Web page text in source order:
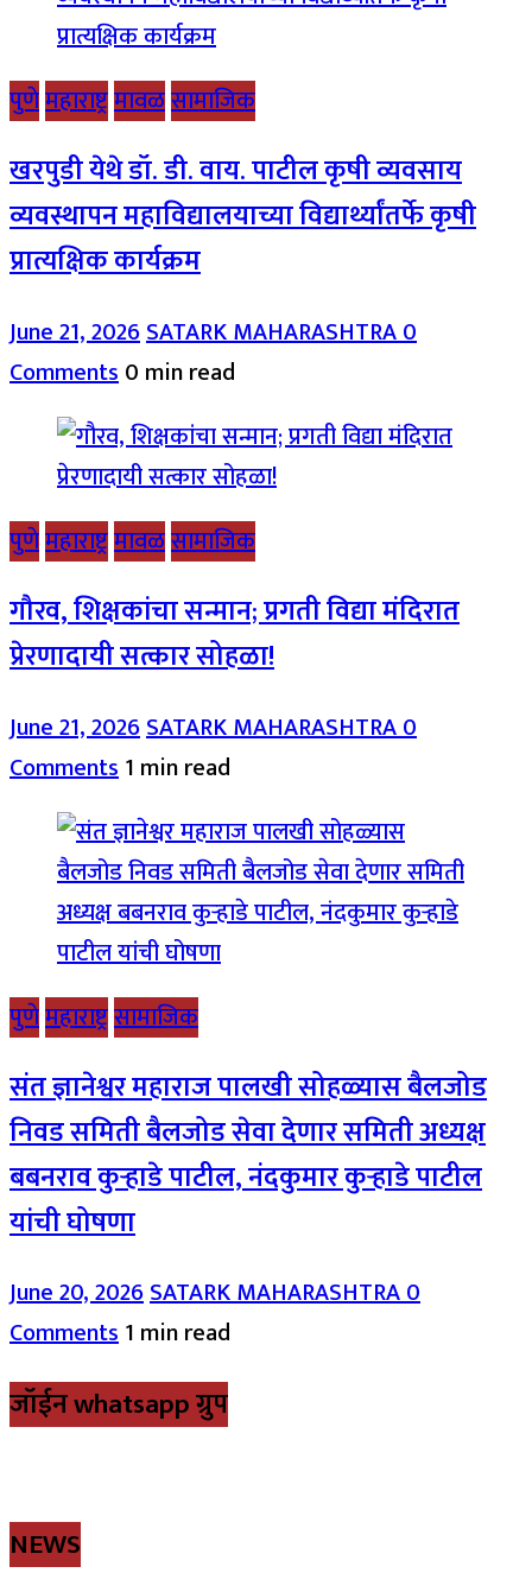
पुणेमहाराष्ट्रमावळसामाजिक
खरपुडी येथे डॉ. डी. वाय. पाटील कृषी व्यवसाय
व्यवस्थापन महाविद्यालयाच्या विद्यार्थ्यांतर्फे कृषी
प्रात्यक्षिक कार्यक्रम
June 21, 2026SATARK MAHARASHTRA0
Comments0 min read
पुणेमहाराष्ट्रमावळसामाजिक
गौरव, शिक्षकांचा सन्मान; प्रगती विद्या मंदिरात
प्रेरणादायी सत्कार सोहळा!
June 21, 2026SATARK MAHARASHTRA0
Comments1 min read
पुणेमहाराष्ट्रसामाजिक
संत ज्ञानेश्वर महाराज पालखी सोहळ्यास बैलजोड
निवड समिती बैलजोड सेवा देणार समिती अध्यक्ष
बबनराव कुऱ्हाडे पाटील, नंदकुमार कुऱ्हाडे पाटील
यांची घोषणा
June 20, 2026SATARK MAHARASHTRA0
Comments1 min read
जॉईन whatsapp ग्रुप
NEWS